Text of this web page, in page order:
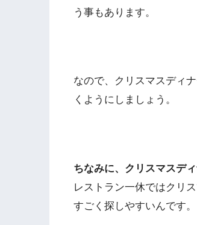
う事もあります。
なので、クリスマスディ
くようにしましょう。
ちなみに、クリスマスデ
レストラン一休ではクリ
すごく探しやすいんです。